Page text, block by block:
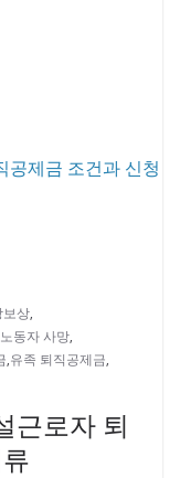
보상,
동자 사망,
,유족 퇴직공제금,
근로자 퇴